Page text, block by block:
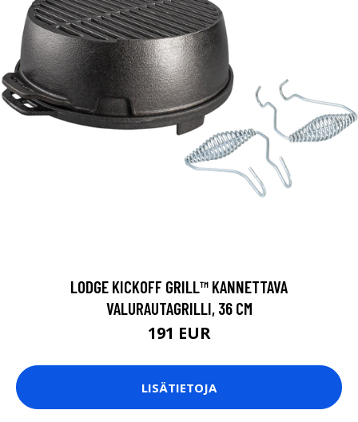
LODGE KICKOFF GRILL™ KANNETTAVA
VALURAUTAGRILLI, 36 CM
191 EUR
LISÄTIETOJA